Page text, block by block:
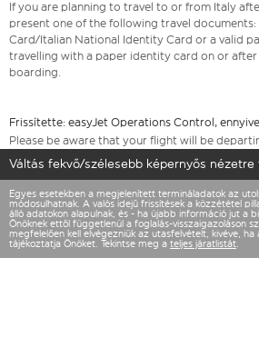
If you are planning to travel to or from Italy
present one of the following travel
Card/Italian National Identity Card or a valid
travelling with a paper identity card on or after
boarding.
Frissítette: easyJet Operations Control,
Please be aware that your flight will be
Váltás fekvő/szélesebb képernyős
Egyes esetekben a megjelenített termináladatok az
módosulhatnak. A valós idejű frissítések a közzététel
álló adatokon alapulnak, és - ha újabb információ jut a
Önöknek ettől függetlenül a foglalás-visszaigazoláson
megfelelően kell elvégezniük az utasfelvételt, kivéve,
tájékoztatja Önöket. Tekintse meg a teljes járatlistát.